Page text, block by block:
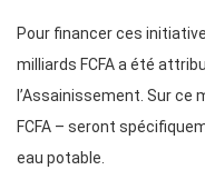
Pour financer ces
milliards FCFA a été
l’Assainissement. Sur ce
FCFA – seront
eau potable.